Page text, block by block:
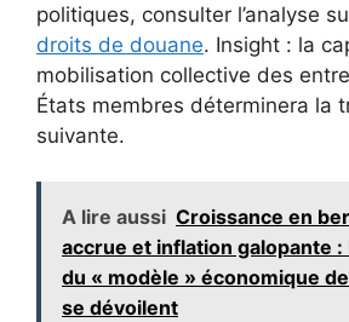
politiques, consulter l’analyse
droits de douane. Insight : la
mobilisation collective des
États membres déterminera la
suivante.
A lire aussi Croissance en
accrue et inflation galopante
du « modèle » économique
se dévoilent